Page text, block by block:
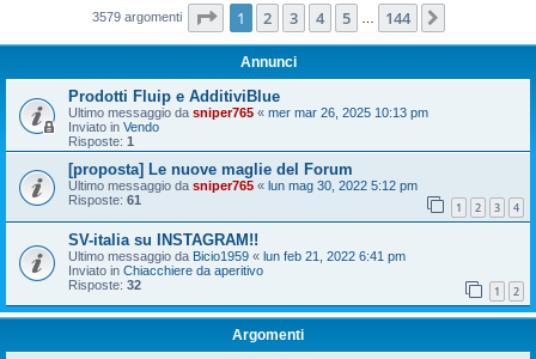
3579 argomenti Pagina di 144
1 2 3 4 5 144
Annunci
Prodotti Fluip e AdditiviBlue
Ultimo messaggio da sniper765 « mer mar 26, 2025 10:13 pm
Inviato in Vendo
Risposte: 1
[proposta] Le nuove maglie del Forum
Ultimo messaggio da sniper765 « lun mag 30, 2022 5:12 pm
Risposte: 61 1 2 3 4
SV-italia su INSTAGRAM!!
Ultimo messaggio da Bicio1959 « lun feb 21, 2022 6:41 pm
Inviato in Chiacchiere da aperitivo
Risposte: 32 1 2
Argomenti